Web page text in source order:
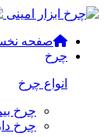
صفحه
چرخ
انواع چرخ
چرخ
چرخ